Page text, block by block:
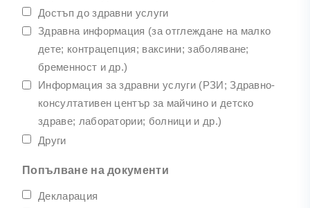
Достъп до здравни услуги
Здравна информация (за отглеждане на малко
дете; контрацепция; ваксини; заболяване;
бременност и др.)
Информация за здравни услуги (РЗИ; Здравно-
консултативен център за майчино и детско
здраве; лаборатории; болници и др.)
Други
Попълване на документи
Декларация